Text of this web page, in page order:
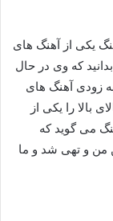
یکی از آهنگ های
که وی در حال
زودی آهنگ های
بالا را یکی از
می گوید که
من و تهی شد و ما